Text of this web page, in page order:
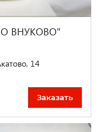
ВНУКОВО"
14
Заказать